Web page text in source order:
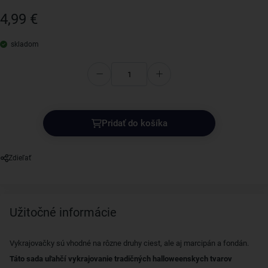
4,99 €
skladom
Pridať do košíka
Zdieľať
Užitočné informácie
Vykrajovačky sú vhodné na rôzne druhy ciest, ale aj marcipán a fondán.
Táto sada uľahčí vykrajovanie tradičných halloweenskych tvarov